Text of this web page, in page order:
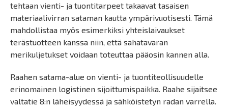
tehtaan vienti- ja tuontitarpeet takaavat tasaisen
materiaalivirran sataman kautta ympärivuotisesti. Tämä
mahdollistaa myös esimerkiksi yhteislaivaukset
terästuotteen kanssa niin, että sahatavaran
merikuljetukset voidaan toteuttaa pääosin kannen alla.
Raahen satama-alue on vienti- ja tuontiteollisuudelle
erinomainen logistinen sijoittumispaikka. Raahe sijaitsee
valtatie 8:n läheisyydessä ja sähköistetyn radan varrella.